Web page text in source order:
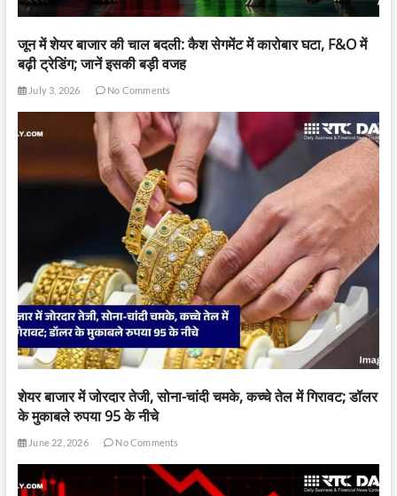
जून में शेयर बाजार की चाल बदली: कैश सेगमेंट में कारोबार घटा, F&O में
बढ़ी ट्रेडिंग; जानें इसकी बड़ी वजह
July 3, 2026 No Comments
शेयर बाजार में जोरदार तेजी, सोना-चांदी चमके, कच्चे तेल में गिरावट; डॉलर
के मुकाबले रुपया 95 के नीचे
June 22, 2026 No Comments